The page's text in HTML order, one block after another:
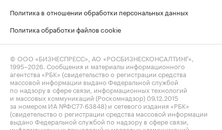
Политика в отношении обработки персональных данных
Политика обработки файлов cookie
© ООО «БИЗНЕСПРЕСС», АО «РОСБИЗНЕСКОНСАЛТИНГ»,
1995–2026 . Сообщения и материалы информационного
агентства «РБК» (свидетельство о регистрации средства
массовой информации выдано Федеральной службой
по надзору в сфере связи, информационных технологий
и массовых коммуникаций (Роскомнадзор) 09.12.2015
за номером ИА №ФС77-63848) и сетевого издания «РБК»
(свидетельство о регистрации средства массовой информации
выдано Федеральной службой по надзору в сфере связи,